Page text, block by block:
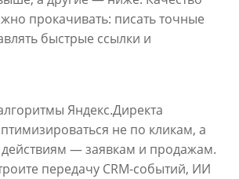
прокачивать: писать точные
быстрые ссылки и
Яндекс.Директа
не по кликам, а
— заявкам и продажам.
передачу CRM-событий, ИИ